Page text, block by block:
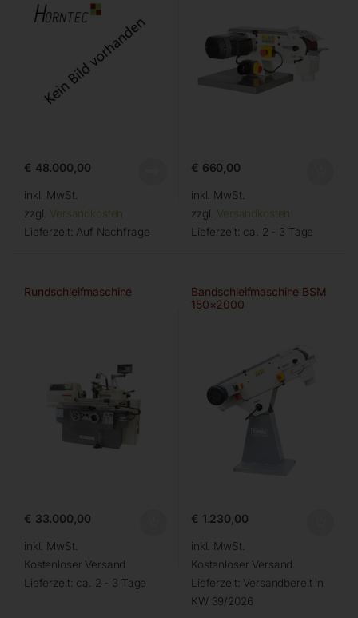
€ 48.000,00
inkl. MwSt.
zzgl. Versandkosten
Lieferzeit: Auf Nachfrage
€ 660,00
inkl. MwSt.
zzgl. Versandkosten
Lieferzeit: ca. 2 - 3 Tage
Rundschleifmaschine
€ 33.000,00
inkl. MwSt.
Kostenloser Versand
Lieferzeit: ca. 2 - 3 Tage
Bandschleifmaschine BSM
150×2000
€ 1.230,00
inkl. MwSt.
Kostenloser Versand
Lieferzeit: Versandbereit in
KW 39/2026